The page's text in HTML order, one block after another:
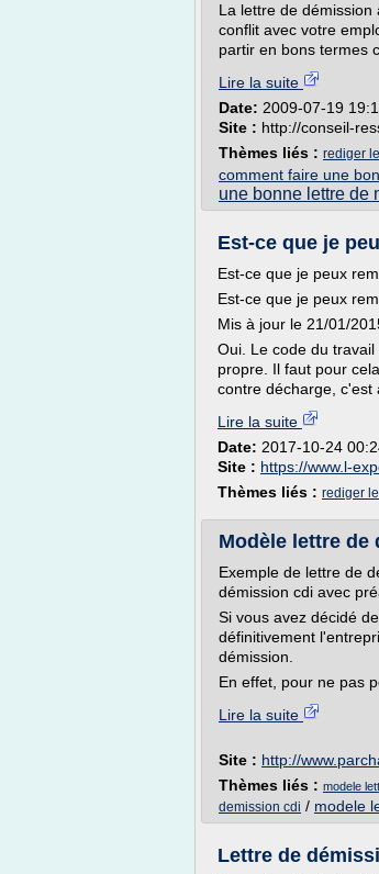
La lettre de
conflit avec votre
partir en bons termes
Lire la suite
Date: 2009-07-19
Site : http://conseil-
Thèmes liés : rediger
comment faire une
une bonne lettre de
Est-ce que je
Est-ce que je peux
Est-ce que je peux
Mis à jour le 21/01/
Oui. Le code du
propre. Il faut pour
contre décharge, c'est
Lire la suite
Date: 2017-10-24
Site : https://www.l-
Thèmes liés : rediger
Modèle lettre de
Exemple de lettre de
démission cdi avec
Si vous avez décidé
définitivement
démission.
En effet, pour ne pas
Lire la suite
Site : http://
Thèmes liés : modele
demission cdi / modele
Lettre de